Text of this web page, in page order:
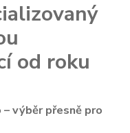
od roku
výběr přesně pro